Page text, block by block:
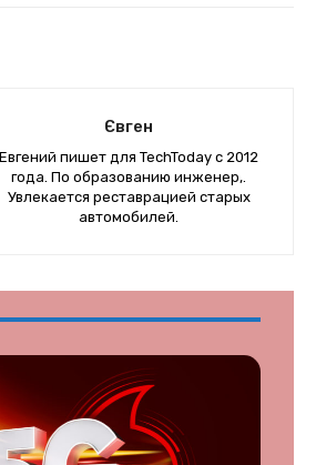
Євген
Евгений пишет для TechToday с 2012
года. По образованию инженер,.
Увлекается реставрацией старых
автомобилей.